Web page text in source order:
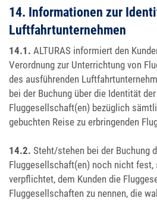
14. Informationen zur
Luftfahrtunternehmen
14.1. ALTURAS informiert den
Verordnung zur Unterrichtung von
des ausführenden
bei der Buchung über die Identität
Fluggesellschaft(en) bezüglich
gebuchten Reise zu erbringenden
14.2. Steht/stehen bei der Buchung
Fluggesellschaft(en) noch nicht fest,
verpflichtet, dem Kunden die
Fluggesellschaften zu nennen, die